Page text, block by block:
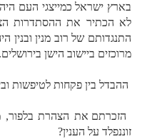
בארץ ישראל כמייצגי העם
לא הכתיר את ההסתדרות
התנגדותם של רוב מנין ובנין
מרוכזים ביישוב הישן בירושלים.
ההבדל בין פקחות לטיפשות
הזכרתם את הצהרת בלפור,
זוננפלד על הענין?